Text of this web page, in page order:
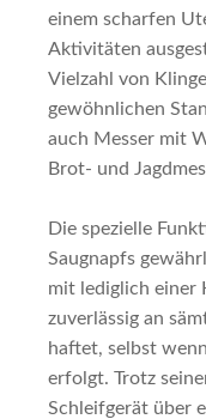
einem scharfen
Aktivitäten
Vielzahl von
gewöhnlichen
auch Messer mit
Brot- und
Die spezielle
Saugnapfs
mit lediglich einer
zuverlässig an
haftet, selbst
erfolgt. Trotz
Schleifgerät über